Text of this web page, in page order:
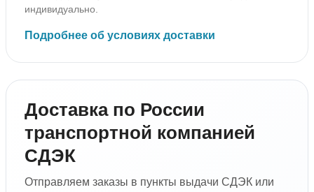
индивидуально.
Подробнее об условиях доставки
Доставка по России
транспортной компанией
СДЭК
Отправляем заказы в пункты выдачи СДЭК или